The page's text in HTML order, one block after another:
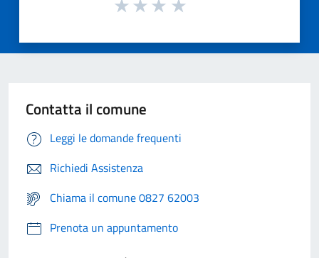
Contatta il comune
Leggi le domande frequenti
Richiedi Assistenza
Chiama il comune 0827 62003
Prenota un appuntamento